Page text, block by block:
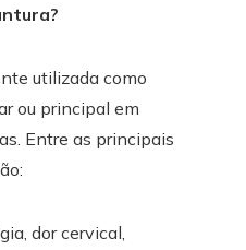
utilizada como
ou principal em
Entre as principais
dor cervical,